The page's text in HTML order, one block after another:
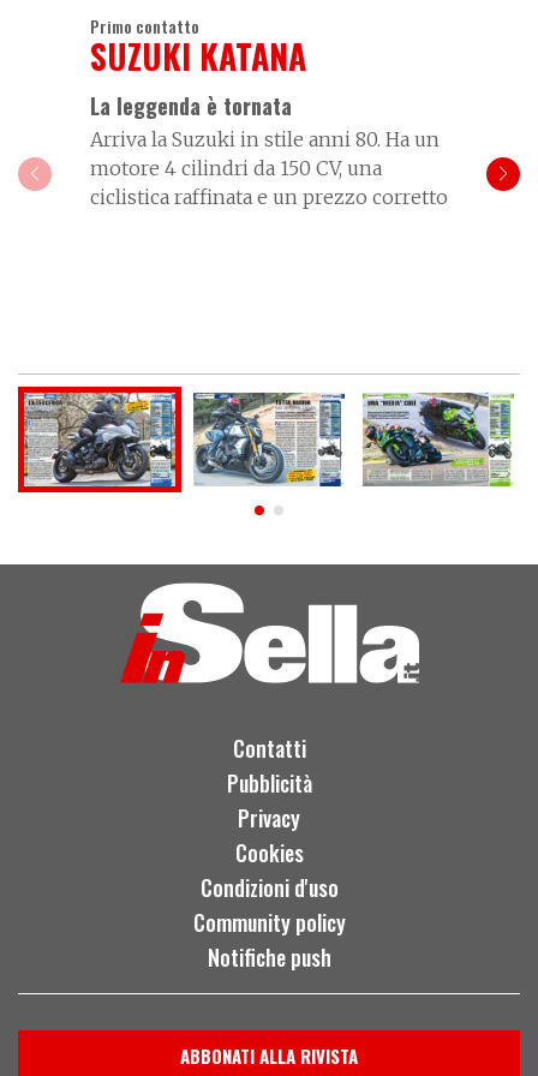
Primo contatto
SUZUKI KATANA
La leggenda è tornata
Arriva la Suzuki in stile anni 80. Ha un
motore 4 cilindri da 150 CV, una
ciclistica raffinata e un prezzo corretto
Contatti
Pubblicità
Privacy
Cookies
Condizioni d'uso
Community policy
Notifiche push
ABBONATI ALLA RIVISTA